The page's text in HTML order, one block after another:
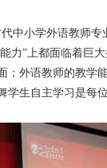
中小学外语教师专
力”上都面临着巨
外语教师的教学
生自主学习是每